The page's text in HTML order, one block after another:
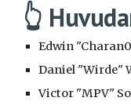
👆
Edwin
Daniel "Wirde"
Victor "MPV"